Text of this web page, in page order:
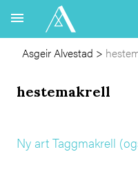
Asgeir Alvestad >
hestemakrell
Ny art Taggmakrell